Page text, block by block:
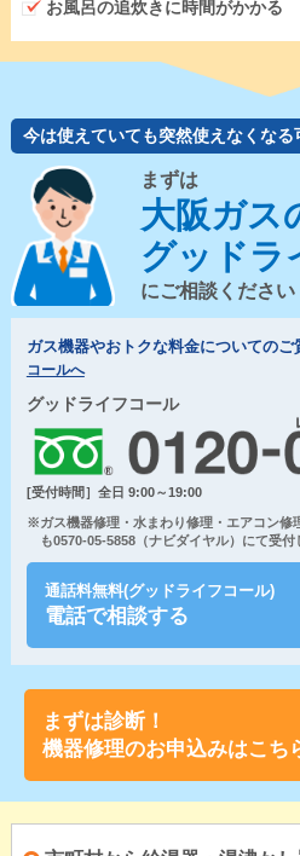
お風呂の追炊きに時間がかかる
今は使えていても突然使えなくなる
まずは
大阪ガス
グッドラ
にご相談ください
ガス機器やおトクな料金についてのご
コールへ
グッドライフコール
[受付時間］全日 9:00～19:00
※ガス機器修理・水まわり修理・エアコン修
も0570-05-5858（ナビダイヤル）にて受付
通話料無料(グッドライフコール)
電話で相談する
まずは診断！
機器修理のお申込みはこち